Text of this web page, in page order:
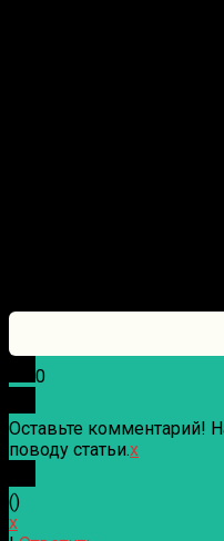
0
Оставьте комментарий!
поводу статьи.x
()
x